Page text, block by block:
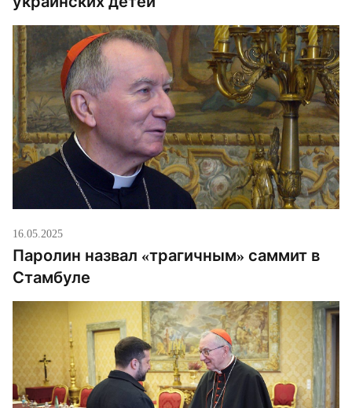
16.05.2025
Паролин назвал «трагичным» саммит в
Стамбуле